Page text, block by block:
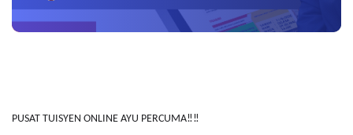
PUSAT TUISYEN ONLINE AYU PERCUMA‼️‼️